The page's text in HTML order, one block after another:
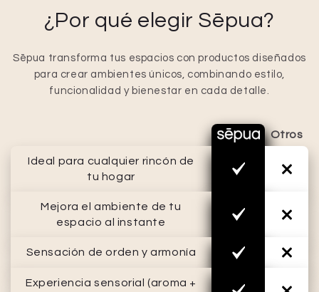
¿Por qué elegir Sēpua?
Sēpua transforma tus espacios con productos diseñados
para crear ambientes únicos, combinando estilo,
funcionalidad y bienestar en cada detalle.
Otros
Ideal para cualquier rincón de
tu hogar
Mejora el ambiente de tu
espacio al instante
Sensación de orden y armonía
Experiencia sensorial (aroma +